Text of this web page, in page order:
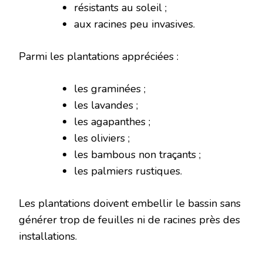
résistants au soleil ;
aux racines peu invasives.
Parmi les plantations appréciées :
les graminées ;
les lavandes ;
les agapanthes ;
les oliviers ;
les bambous non traçants ;
les palmiers rustiques.
Les plantations doivent embellir le bassin sans
générer trop de feuilles ni de racines près des
installations.